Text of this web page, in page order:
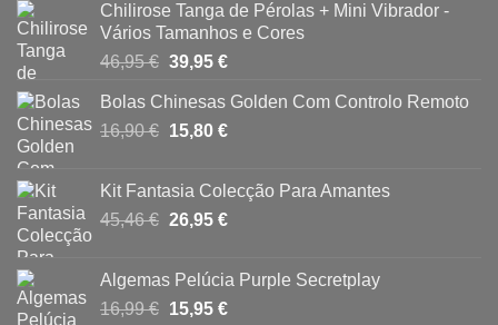
Chilirose Tanga de Pérolas + Mini Vibrador -
Vários Tamanhos e Cores
46,95€ O
original
era:
39,95 €O
atual
é:
Bolas Chinesas Golden Com Controlo Remoto
16,90€ O
era:
16,90 €.
15,80 €O
é:
15,80 €.
Kit Fantasia Colecção Para Amantes
45,46€ O
era:
45,46 €.
26,95 €O
é:
26,95 €.
Algemas Pelúcia Purple Secretplay
16,99€ O
15,95 €O